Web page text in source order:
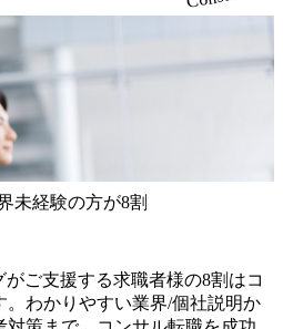
自社への提案などに積極的に
クスキルが習得できている方
社は2019年11月に設立され、成
あります。 事業・組織を拡大し
ーや組織がスケールしていく過
希望者はパートナー以外でも大
も参加できる環境です。 自ら案
を作っていくことも可能で
れる 弊社にはコンサルティン
クト・メディア・地方創生事業
わることも可能です。コンサル
しながら自らプロダクト開発や
。(希望者のみとなります) ● BIG
とした大手外資系コンサルファ
ます ● 平均年齢は35歳で、幅
・ソリュ
後も高い成長が見込まれる 多く
ビームコンサルティングに続い
コンサルタント制度の有資格者
ルのポジショ
転職ツール「キャリアズ・マ
、本ツールを活用で上司の引
である（異動者は年間約1,000
など約10項目を数値化すること
減させることに成功した 18時以
いるほか、在宅勤務制度の全社
向けた研修の拡充、社外窓口設
推進する 育休取得率は男性6
上回る実績を持ち、女性の管理
点）とフレキシブルな働き方を
storage.googleapis.com/our-
public/images/20251030164405_5c
https://stor
production.appspot.com/public/imag
0539-4887-84d7-34c8d8544226_1
規模の投資の元、10以上もの新規
々な業界を経験することが可
多様なスキルを1社で身に着ける
を内包かする「オールインハウ
ウトや社内公募制度を用いて主
が可能。 https://storage.googleap
b849-1cd107c4f488_1200x698.web
装8億円超のかっこいいオフィ
未経験の方が8割
ご支援する求職者様の8割はコ
。わかりやすい業界/個社説明か